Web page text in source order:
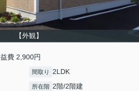
【外観】
費 2,900円
間取り 2LDK
所在階 2階/2階建